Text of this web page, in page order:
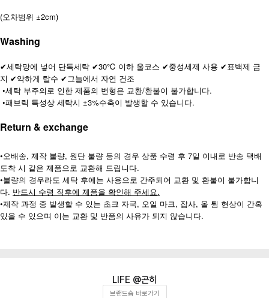
(오차범위 ±2cm)
Washing
✔세탁망에 넣어 단독세탁 ✔30℃ 이하 울코스 ✔중성세제 사용 ✔표백제 금
지 ✔약하게 탈수 ✔그늘에서 자연 건조
•세탁 부주의로 인한 제품의 변형은 교환/환불이 불가합니다.
•패브릭 특성상 세탁시 ±3%수축이 발생할 수 있습니다.
Return & exchange
•오배송, 제작 불량, 원단 불량 등의 경우 상품 수령 후 7일 이내로 반송 택배
도착 시 같은 제품으로 교환해 드립니다.
•불량의 경우라도 세탁 후에는 사용으로 간주되어 교환 및 환불이 불가합니
다. 반드시 수령 직후에 제품을 확인해 주세요.
•제작 과정 중 발생할 수 있는 초크 자국, 오일 마크, 잡사, 올 튐 현상이 간혹
있을 수 있으며 이는 교환 및 반품의 사유가 되지 않습니다.
곤히
브랜드숍 바로가기